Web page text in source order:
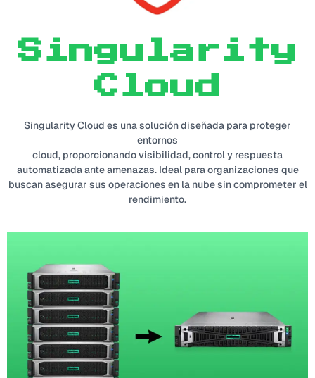
Singularity
Cloud
Singularity Cloud es una solución diseñada para proteger
entornos
cloud, proporcionando visibilidad, control y respuesta
automatizada ante amenazas. Ideal para organizaciones que
buscan asegurar sus operaciones en la nube sin comprometer el
rendimiento.